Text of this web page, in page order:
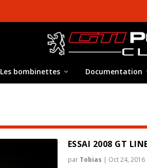
Les bombinettes Documentation
ESSAI 2008 GT
par Tobias | Oct 24, 2016